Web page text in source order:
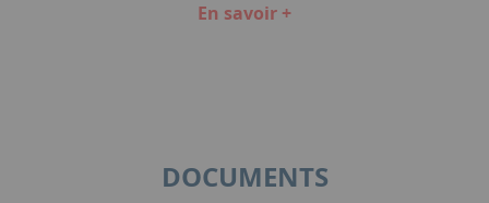
En savoir +
DOCUMENTS